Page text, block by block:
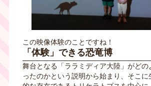
この映像体験のことですね！
「体験」できる恐竜博
舞台となる「ララミディア大陸」がどの
ったのかという説明から始まり、そこ